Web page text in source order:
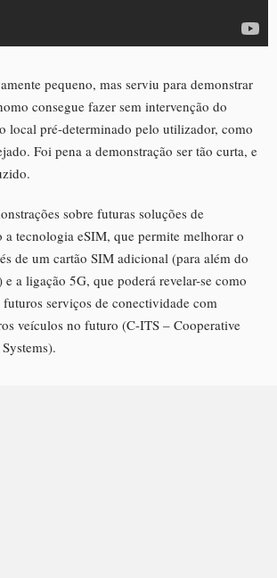
pequeno, mas serviu para demonstrar
consegue fazer sem intervenção do
local pré-determinado pelo utilizador, como
Foi pena a demonstração ser tão curta, e
sobre futuras soluções de
tecnologia eSIM, que permite melhorar o
de um cartão SIM adicional (para além do
a ligação 5G, que poderá revelar-se como
serviços de conectividade com
veículos no futuro (C-ITS – Cooperative